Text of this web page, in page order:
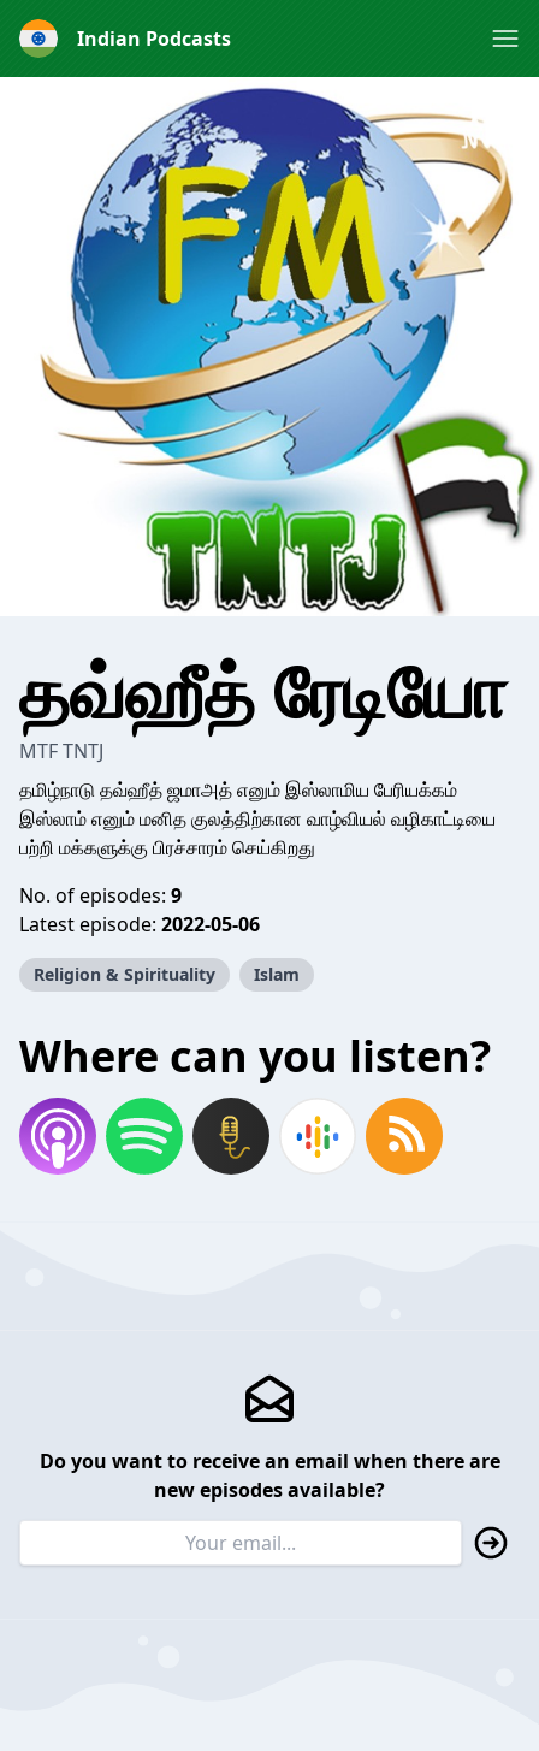
Indian Podcasts
தவ்ஹீத் ரேடியோ
MTF TNTJ
தமிழ்நாடு தவ்ஹீத் ஜமாஅத் எனும் இஸ்லாமிய பேரியக்கம்
இஸ்லாம் எனும் மனித குலத்திற்கான வாழ்வியல் வழிகாட்டியை
பற்றி மக்களுக்கு பிரச்சாரம் செய்கிறது
No. of episodes: 9
Latest episode: 2022-05-06
Religion & Spirituality Islam
Where can you listen?
Do you want to receive an email when there are
new episodes available?